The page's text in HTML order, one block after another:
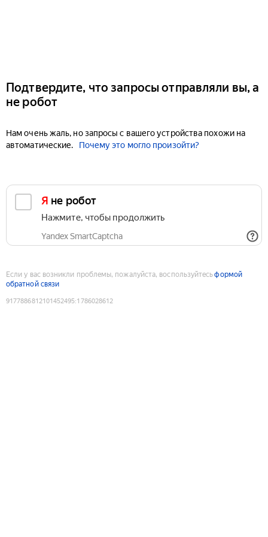
Подтвердите, что запросы отправляли вы, а
не робот
Нам очень жаль, но запросы с вашего устройства похожи на
автоматические.
Почему это могло произойти?
Я не робот
Нажмите, чтобы продолжить
Yandex SmartCaptcha
Если у вас возникли проблемы, пожалуйста, воспользуйтесьформой
обратной связи
9177886812101452495:1786028612